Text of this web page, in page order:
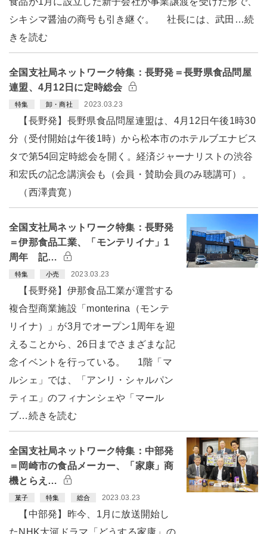
シキシマ醤油の商号も引き継ぐ。 社長には、武田…続
きを読む
全国支社局ネットワーク特集：長野発＝長野県食品問屋
連盟、4月12日に定時総会
特集 卸・商社 2023.03.23
【長野発】長野県食品問屋連盟は、4月12日午後1時30
分（受付開始は午後1時）から松本市のホテルブエナビス
タで第54回定時総会を開く。経済ジャーナリストの渋谷
和宏氏の記念講演会も（会員・賛助会員のみ聴講可）。
（西澤貴寛）
全国支社局ネットワーク特集：長野発
＝伊那食品工業、「モンテリイナ」1
周年 記…
特集 小売 2023.03.23
【長野発】伊那食品工業が運営する
複合型商業施設「monterina（モンテ
リイナ）」が3月でオープン1周年を迎
えることから、26日までさまざまな記
念イベントを行っている。 1階「マ
ルシェ」では、「アンリ・シャルパン
ティエ」のフィナンシェや「マール
ブ…続きを読む
全国支社局ネットワーク特集：中部発
＝岡崎市の食品メーカー、「家康」商
機とらえ…
菓子 特集 総合 2023.03.23
【中部発】昨今、1月に放送開始し
たNHK大河ドラマ「どうする家康」の